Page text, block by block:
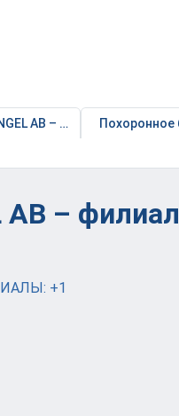
AB – филиал в Юрмале
AB –
+1